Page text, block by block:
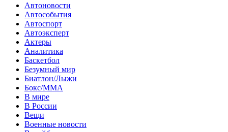
Автоновости
Автособытия
Автоспорт
Автоэксперт
Актеры
Аналитика
Баскетбол
Безумный мир
Биатлон/Лыжи
Бокс/MMA
В мире
В России
Вещи
Военные новости